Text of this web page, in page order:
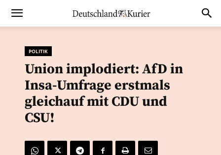
POLITIK
Union implodiert: AfD in
Insa-Umfrage erstmals
gleichauf mit CDU und
CSU!